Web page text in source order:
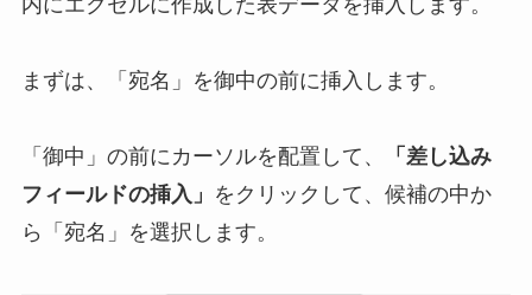
内にエクセルに作成した表データを挿入します。
まずは、「宛名」を御中の前に挿入します。
「御中」の前にカーソルを配置して、
「差し込み
フィールドの挿入」 をクリックして、候補の中か
ら「宛名」を選択します。